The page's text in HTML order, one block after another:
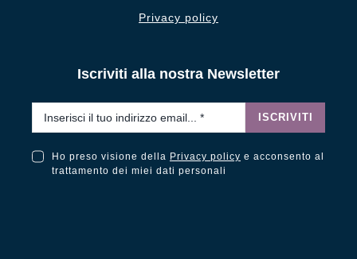
Privacy policy
Iscriviti alla nostra Newsletter
ISCRIVITI
Ho preso visione della Privacy policy e acconsento al
trattamento dei miei dati personali